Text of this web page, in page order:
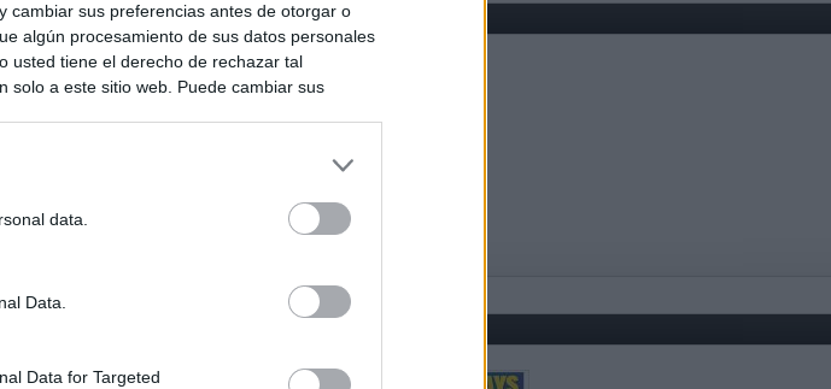
cambiar sus preferencias antes de otorgar o
algún procesamiento de sus datos personales
usted tiene el derecho de rechazar tal
solo a este sitio web. Puede cambiar sus
data.
Data.
Data for Targeted